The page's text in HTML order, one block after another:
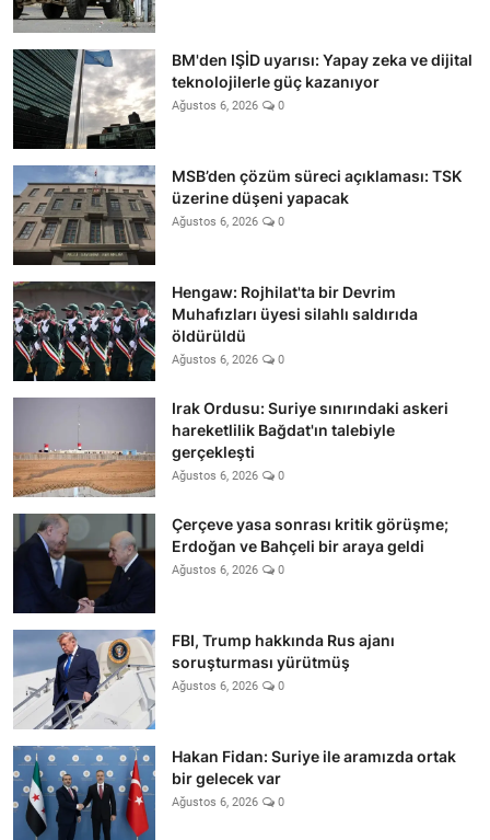
BM'den IŞİD uyarısı: Yapay zeka ve dijital
teknolojilerle güç kazanıyor
Ağustos 6, 2026 0
MSB’den çözüm süreci açıklaması: TSK
üzerine düşeni yapacak
Ağustos 6, 2026 0
Hengaw: Rojhilat'ta bir Devrim
Muhafızları üyesi silahlı saldırıda
öldürüldü
Ağustos 6, 2026 0
Irak Ordusu: Suriye sınırındaki askeri
hareketlilik Bağdat'ın talebiyle
gerçekleşti
Ağustos 6, 2026 0
Çerçeve yasa sonrası kritik görüşme;
Erdoğan ve Bahçeli bir araya geldi
Ağustos 6, 2026 0
FBI, Trump hakkında Rus ajanı
soruşturması yürütmüş
Ağustos 6, 2026 0
Hakan Fidan: Suriye ile aramızda ortak
bir gelecek var
Ağustos 6, 2026 0